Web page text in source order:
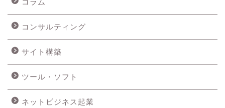
コンサルティング
サイト構築
ツール・ソフト
ネットビジネス起業